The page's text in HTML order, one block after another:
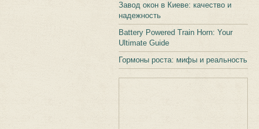
Завод окон в Киеве: качество и
надежность
Battery Powered Train Horn: Your
Ultimate Guide
Гормоны роста: мифы и реальность